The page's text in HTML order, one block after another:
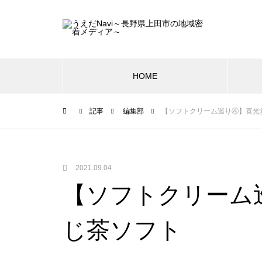
HOME
記事 編集部 【ソフトクリーム巡り④】喜
2021.09.04
【ソフトクリー
じ茶ソフト